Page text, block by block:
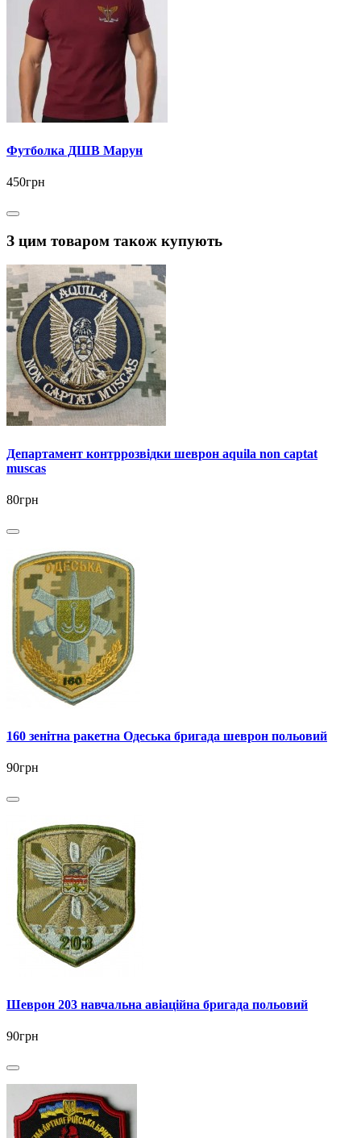
Футболка ДШВ Марун
450грн
З цим товаром також купують
Департамент контррозвідки шеврон aquila non captat
muscas
80грн
160 зенітна ракетна Одеська бригада шеврон польовий
90грн
Шеврон 203 навчальна авіаційна бригада польовий
90грн